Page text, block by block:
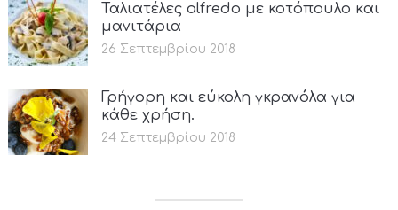
Ταλιατέλες alfredo με κοτόπουλο και
μανιτάρια
26 Σεπτεμβρίου 2018
Γρήγορη και εύκολη γκρανόλα για
κάθε χρήση.
24 Σεπτεμβρίου 2018